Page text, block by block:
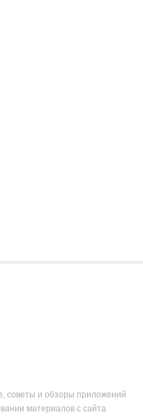
советы и обзоры приложений
материалов с сайта